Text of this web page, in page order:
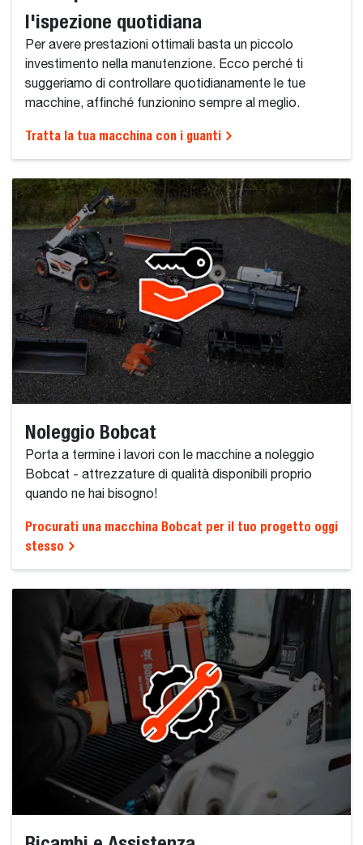
l'ispezione quotidiana
Per avere prestazioni ottimali basta un piccolo
investimento nella manutenzione. Ecco perché ti
suggeriamo di controllare quotidianamente le tue
macchine, affinché funzionino sempre al meglio.
Tratta la tua macchina con i guanti
Noleggio Bobcat
Porta a termine i lavori con le macchine a noleggio
Bobcat - attrezzature di qualità disponibili proprio
quando ne hai bisogno!
Procurati una macchina Bobcat per il tuo progetto oggi
stesso